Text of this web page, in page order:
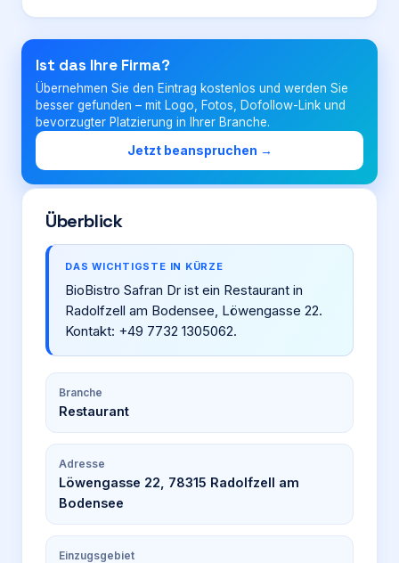
Login
Firma eintragen
Ist das Ihre Firma?
Übernehmen Sie den Eintrag kostenlos und werden Sie
besser gefunden – mit Logo, Fotos, Dofollow-Link und
bevorzugter Platzierung in Ihrer Branche.
Jetzt beanspruchen →
Überblick
DAS WICHTIGSTE IN KÜRZE
BioBistro Safran Dr ist ein Restaurant in
Radolfzell am Bodensee, Löwengasse 22.
Kontakt: +49 7732 1305062.
Branche
Restaurant
Adresse
Löwengasse 22, 78315 Radolfzell am
Bodensee
Einzugsgebiet